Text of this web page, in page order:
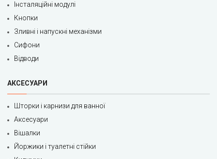
Інсталяційні модулі
Кнопки
Зливні і напускні механізми
Сифони
Відводи
АКСЕСУАРИ
Шторки і карнизи для ванної
Аксесуари
Вішалки
Йоржики і туалетні стійки